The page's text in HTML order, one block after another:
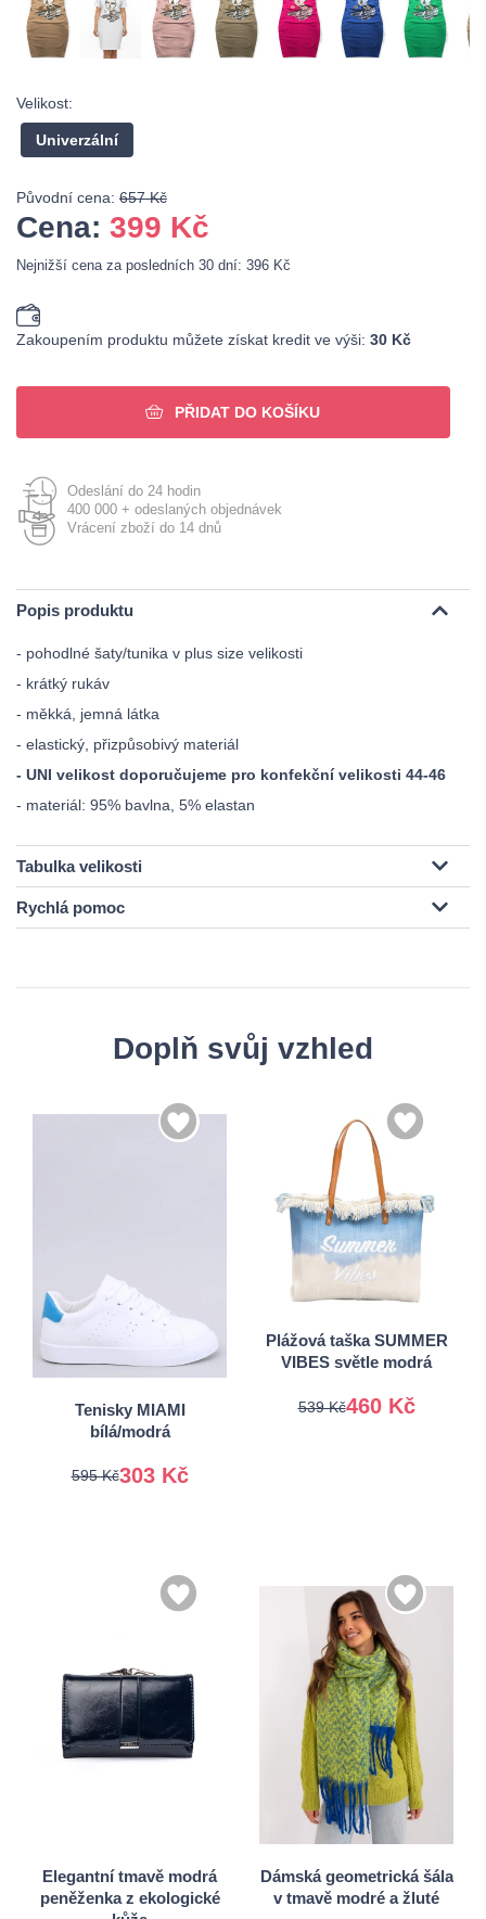
Velikost:
Univerzální
Původní cena: 657 Kč
Cena: 399 Kč
Nejnižší cena za posledních 30 dní: 396 Kč
Zakoupením produktu můžete získat kredit ve výši: 30 Kč
PŘIDAT DO KOŠÍKU
Odeslání do 24 hodin
400 000 + odeslaných objednávek
Vrácení zboží do 14 dnů
Popis produktu
- pohodlné šaty/tunika v plus size velikosti
- krátký rukáv
- měkká, jemná látka
- elastický, přizpůsobivý materiál
- UNI velikost doporučujeme pro konfekční velikosti 44-46
- materiál: 95% bavlna, 5% elastan
Tabulka velikosti
Rychlá pomoc
Doplň svůj vzhled
Tenisky MIAMI
bílá/modrá
303 Kč
595 Kč
36
38
40 41
Plážová taška SUMMER
VIBES světle modrá
460 Kč
539 Kč
Elegantní tmavě modrá
peněženka z ekologické
Dámská geometrická šála
v tmavě modré a žluté
Univerzální